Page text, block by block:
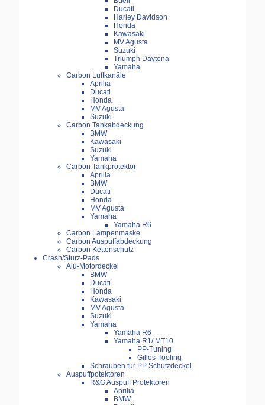
Ducati
Harley Davidson
Honda
Kawasaki
MV Agusta
Suzuki
Triumph Daytona
Yamaha
Carbon Luftkanäle
Aprilia
Ducati
Honda
MV Agusta
Suzuki
Carbon Tankabdeckung
BMW
Kawasaki
Suzuki
Yamaha
Carbon Tankprotektor
Aprilia
BMW
Ducati
Honda
MV Agusta
Yamaha
Yamaha R6
Carbon Lampenmaske
Carbon Auspuffabdeckung
Carbon Kettenschutz
Crash/Sturz-Pads
Alu-Motordeckel
BMW
Ducati
Honda
Kawasaki
MV Agusta
Suzuki
Yamaha
Yamaha R6
Yamaha R1/ MT10
PP-Tuning
Gilles-Tooling
Schrauben für PP Schutzdeckel
Auspuffpotektoren
R&G Auspuff Protektoren
Aprilia
BMW